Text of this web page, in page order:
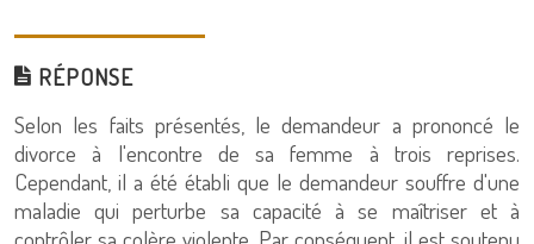
RÉPONSE
Selon les faits présentés, le demandeur a prononcé le
divorce à l'encontre de sa femme à trois reprises.
Cependant, il a été établi que le demandeur souffre d'une
maladie qui perturbe sa capacité à se maîtriser et à